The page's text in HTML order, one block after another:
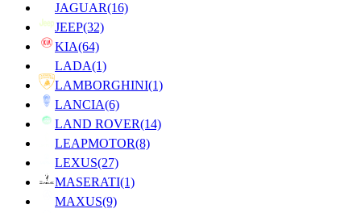
JAGUAR(16)
JEEP(32)
KIA(64)
LADA(1)
LAMBORGHINI(1)
LANCIA(6)
LAND ROVER(14)
LEAPMOTOR(8)
LEXUS(27)
MASERATI(1)
MAXUS(9)